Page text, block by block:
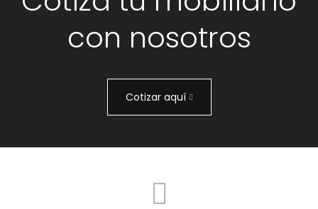
con nosotros
Cotizar aquí